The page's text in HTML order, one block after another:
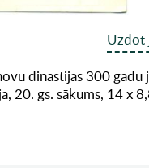
Uzdot
dinastijas 300 gadu
20. gs. sākums, 14 x